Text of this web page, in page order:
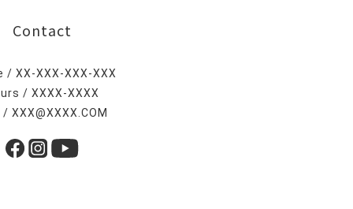
Contact
/ XX-XXX-XXX-XXX
/ XXXX-XXXX
/ XXX@XXXX.COM